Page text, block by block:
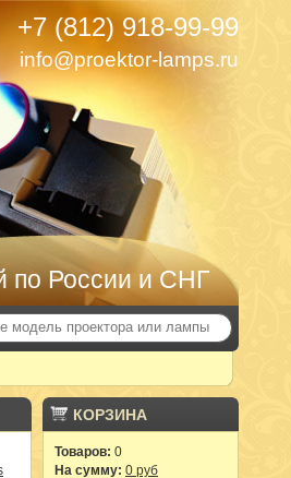
по России и СНГ
+7 (812) 918-99-99
info@proektor-lamps.ru
КОРЗИНА
Товаров: 0
На сумму: 0 руб